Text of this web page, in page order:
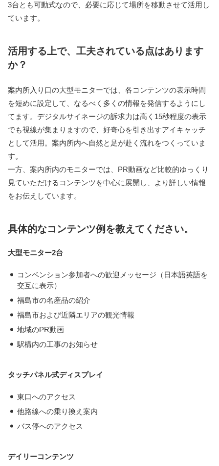
3台とも可動式なので、必要に応じて場所を移動させて活用し
ています。
活用する上で、工夫されている点はあります
か？
案内所入り口の大型モニターでは、各コンテンツの表示時間
を短めに設定して、なるべく多くの情報を発信するようにし
てます。デジタルサイネージの訴求力は高く15秒程度の表示
でも視線が集まりますので、好奇心を引き出すアイキャッチ
として活用。案内所内へ自然と足が赴く流れをつくっていま
す。
一方、案内所内のモニターでは、PR動画など比較的ゆっくり
見ていただけるコンテンツを中心に展開し、より詳しい情報
をお伝えしています。
具体的なコンテンツ例を教えてください。
大型モニター2台
・ コンベンション参加者への歓迎メッセージ（日本語英語を
交互に表示）
・ 福島市の名産品の紹介
・ 福島市および近隣エリアの観光情報
・ 地域のPR動画
・ 駅構内の工事のお知らせ
タッチパネル式ディスプレイ
・ 東口へのアクセス
・ 他路線への乗り換え案内
・ バス停へのアクセス
デイリーコンテンツ